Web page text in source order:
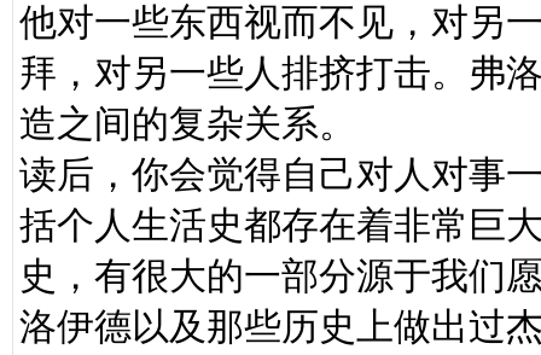
他对一些东西视而不见，对另
拜，对另一些人排挤打击。弗
造之间的复杂关系。
读后，你会觉得自己对人对事
括个人生活史都存在着非常巨
史，有很大的一部分源于我们
洛伊德以及那些历史上做出过